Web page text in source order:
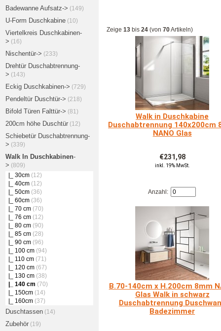
Badewanne Aufsatz-> (149)
U-Form Duschkabine(10)
Viertelkreis Duschkabinen-
> (16)
Nischentür-> (233)
Drehtür Duschabtrennung-
> (143)
Eckig Duschkabinen-> (729)
Pendeltür Duschtür-> (218)
Bifold Türen Falttür-> (81)
200cm höhe Duschtür(12)
Schiebetür Duschabtrennung-
> (339)
Walk In Duschkabinen-
> (809)
|_ 30cm(12)
|_ 40cm(12)
|_ 50cm(36)
|_ 60cm(36)
|_ 70 cm(70)
|_ 76 cm(12)
|_ 80 cm(90)
|_ 85 cm(28)
|_ 90 cm(96)
|_ 100 cm(94)
|_ 110 cm(71)
|_ 120 cm(67)
|_ 130 cm(38)
|_ 140 cm (70)
|_ 150cm(14)
|_ 160cm(37)
Duschtassen(14)
Zubehör(19)
Zeige13 bis24 (von70Artikeln)
Walk in Duschkabine
Duschabtrennung 140x200cm
NANO Glas
€231,98
inkl. 19% MwSt.
Anzahl:
B.70-140cm x H.200cm 8mm
Glas Walk in schwarz
Duschabtrennung
Badezimmer